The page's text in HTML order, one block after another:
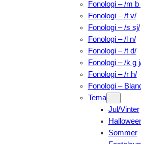
Fonologi – /m b
Fonologi – /f v/
Fonologi – /s sj/
Fonologi – /l n/
Fonologi – /t d/
Fonologi – /k g
Fonologi – /r h/
Fonologi –
Tema
Jul/Vinter
Sommer